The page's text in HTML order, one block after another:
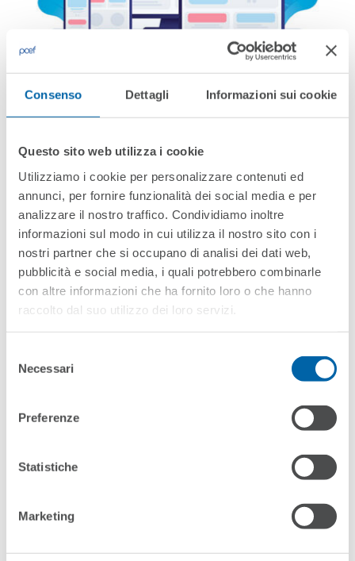
Consenso Dettagli Informazioni sui cookie
Questo sito web utilizza i cookie
Utilizziamo i cookie per personalizzare contenuti ed
annunci, per fornire funzionalità dei social media e per
analizzare il nostro traffico. Condividiamo inoltre
informazioni sul modo in cui utilizza il nostro sito con i
nostri partner che si occupano di analisi dei dati web,
pubblicità e social media, i quali potrebbero combinarle
con altre informazioni che ha fornito loro o che hanno
raccolto dal suo utilizzo dei loro servizi.
delNecessari
Preferenze
Statistiche
Marketing
The Website Of The Centre
For Preventing And
Countering Education Fraud
Is Now Online
read more